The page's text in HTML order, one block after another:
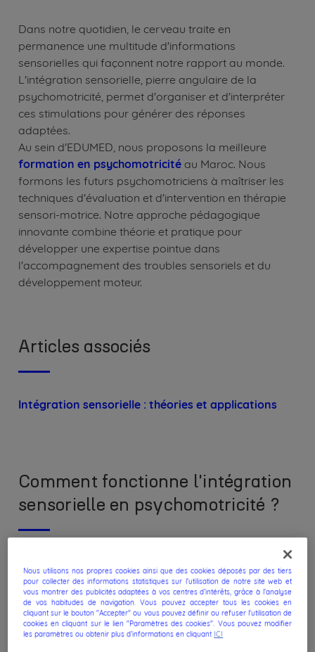
Dans notre quotidien, le cerveau traite en
permanence une multitude d'informations
sensorielles qui façonnent notre rapport au monde.
L'intégration sensorielle, pierre angulaire de la
psychomotricité, permet d'organiser et d'interpréter
ces stimulations pour générer des réponses
adaptées.
Au sein d'EDUMED, nous proposons la meilleure
formation en psychomotricité au Maroc. Nous
formons les futurs psychomotriciens à maîtriser les
techniques d'évaluation et d'intervention en thérapie
sensori-motrice. Notre approche pédagogique
innovante combine théorie et pratique pour
développer une expertise pointue dans
l'accompagnement des troubles sensoriels et du
développement moteur.
Articles associés
Intégration sensorielle : théories et applications
Comment fonctionne l'intégration
sensorielle en psychomotricité ?
diversifiée d'interventions basées sur les preuves
scientifiques pour optimiser l'intégration sensorielle.
Ces approches s'appuient sur une compréhension
approfondie de la relation entre le corps et le
cerveau dans le traitement des informations
Nous utilisons nos propres cookies ainsi que des cookies déposés par des tiers
pour collecter des informations statistiques sur l’utilisation de notre site web et
vous montrer des publicités adaptées à vos centres d’intérêts, grâce à l’analyse
de vos habitudes de navigation. Vous pouvez accepter tous les cookies en
cliquant sur le bouton "Accepter" ou vous pouvez définir ou refuser l'utilisation de
cookies en cliquant sur le lien "Paramètres des cookies". Vous pouvez modifier
les paramètres ou obtenir plus d’informations en cliquant ICI